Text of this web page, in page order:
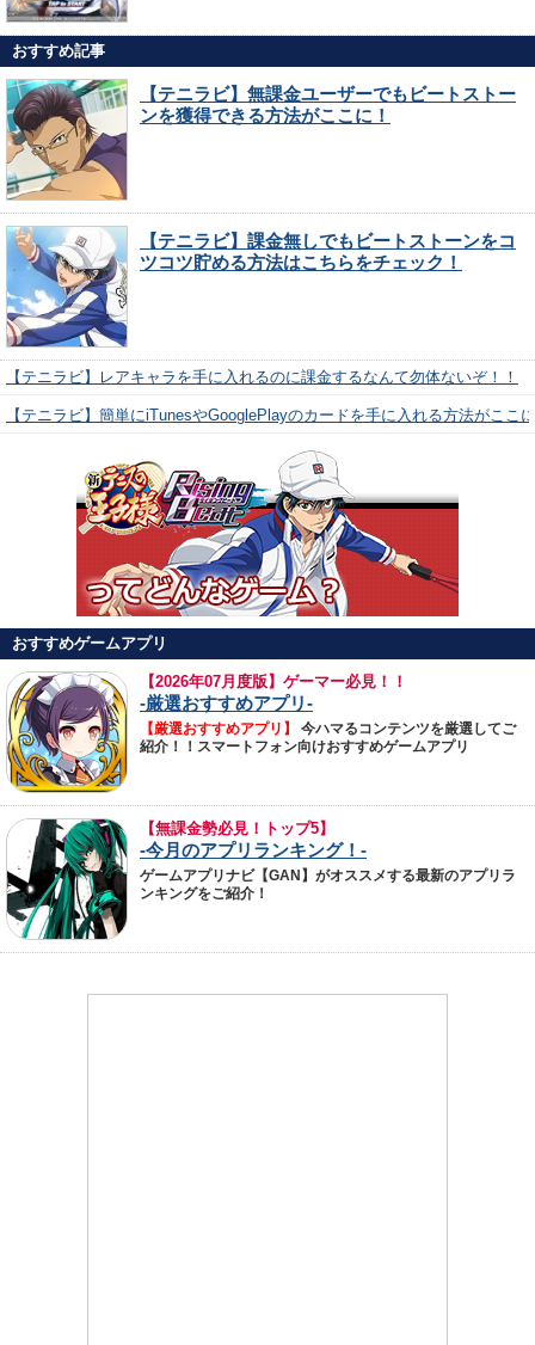
おすすめ記事
【テニラビ】無課金ユーザーでもビートストー
ンを獲得できる方法がここに！
【テニラビ】課金無しでもビートストーンをコ
ツコツ貯める方法はこちらをチェック！
【テニラビ】レアキャラを手に入れるのに課金するなんて勿体ないぞ！！
【テニラビ】簡単にiTunesやGooglePlayのカードを手に入れる方法がここ
おすすめゲームアプリ
【2026年07月度版】ゲーマー必見！！
-厳選おすすめアプリ-
【厳選おすすめアプリ】
今ハマるコンテンツを厳選してご
紹介！！スマートフォン向けおすすめゲームアプリ
【無課金勢必見！トップ5】
-今月のアプリランキング！-
ゲームアプリナビ【GAN】がオススメする最新のアプリラ
ンキングをご紹介！